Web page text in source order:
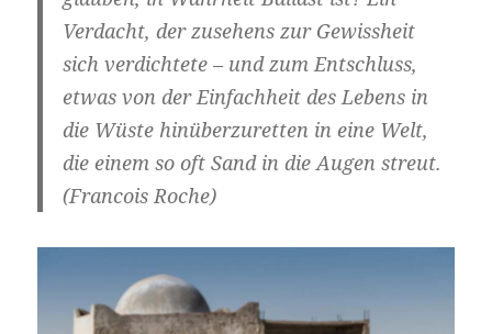
Verdacht, der zusehens zur Gewissheit
sich verdichtete – und zum Entschluss,
etwas von der Einfachheit des Lebens in
die Wüste hinüberzuretten in eine Welt,
die einem so oft Sand in die Augen streut.
(Francois Roche)